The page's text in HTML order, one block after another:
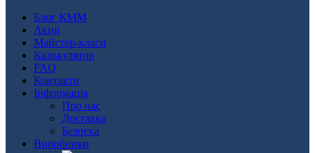
Блог КММ
Акції
Майстер-класи
Калькулятор
FAQ
Контакти
Інформація
Про нас
Доставка
Безпека
Виробники